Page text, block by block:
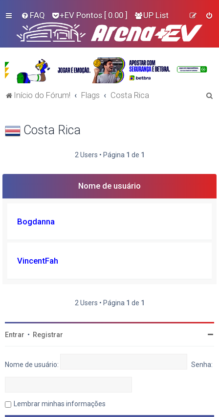
FAQ +EV Pontos [ 0.00 ] UP List
Início do Fórum! Flags Costa Rica
s
Costa Rica
2 Users • Página 1 de 1
Nome de usuário
Bogdanna
VincentFah
2 Users • Página 1 de 1
Entrar • Registrar
Nome de usuário: Senha:
Lembrar minhas informações